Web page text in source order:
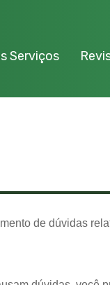
Serviços
de dúvidas